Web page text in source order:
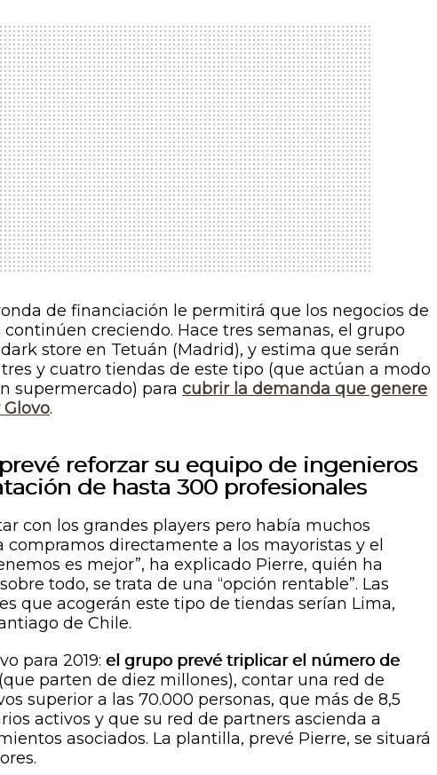
de financiación le permitirá que los negocios de
continúen creciendo. Hace tres semanas, el grupo
dark store en Tetuán (Madrid), y estima que serán
y cuatro tiendas de este tipo (que actúan a modo
supermercado) para cubrir la demanda que genere
.
reforzar su equipo de ingenieros
de hasta 300 profesionales
con los grandes players pero había muchos
compramos directamente a los mayoristas y el
es mejor”, ha explicado Pierre, quién ha
todo, se trata de una “opción rentable”. Las
que acogerán este tipo de tiendas serían Lima,
de Chile.
para 2019: el grupo prevé triplicar el número de
(que parten de diez millones), contar una red de
superior a las 70.000 personas, que más de 8,5
activos y que su red de partners ascienda a
asociados. La plantilla, prevé Pierre, se situará